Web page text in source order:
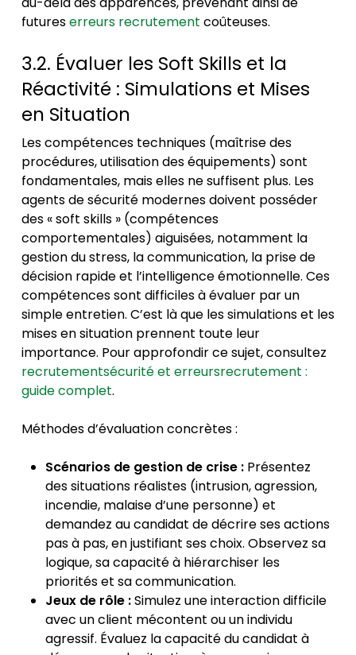
futureserreurs recrutement coûteuses.
3.2. Évaluer les Soft Skills et la
Réactivité : Simulations et Mises
en Situation
Les compétences techniques (maîtrise des
procédures, utilisation des équipements) sont
fondamentales, mais elles ne suffisent plus. Les
agents de sécurité modernes doivent posséder
des « soft skills » (compétences
comportementales) aiguisées, notamment la
gestion du stress, la communication, la prise de
décision rapide et l’intelligence émotionnelle. Ces
compétences sont difficiles à évaluer par un
simple entretien. C’est là que les simulations et les
mises en situation prennent toute leur
importance. Pour approfondir ce sujet, consultez
recrutementsécurité et erreursrecrutement :
guide complet.
Méthodes d’évaluation concrètes :
Scénarios de gestion de crise :Présentez
des situations réalistes (intrusion, agression,
incendie, malaise d’une personne) et
demandez au candidat de décrire ses actions
pas à pas, en justifiant ses choix. Observez sa
logique, sa capacité à hiérarchiser les
priorités et sa communication.
Jeux de rôle :Simulez une interaction difficile
avec un client mécontent ou un individu
agressif. Évaluez la capacité du candidat à